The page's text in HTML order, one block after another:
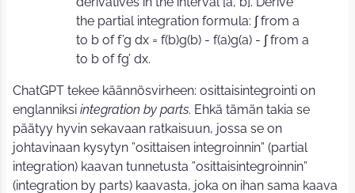
the partial integration formula: ∫ from a
to b of f’g dx = f(b)g(b) - f(a)g(a) - ∫ from a
to b of fg’ dx.
ChatGPT tekee käännösvirheen: osittaisintegrointi on
englanniksi integration by parts. Ehkä tämän takia se
päätyy hyvin sekavaan ratkaisuun, jossa se on
johtavinaan kysytyn ”osittaisen integroinnin” (partial
integration) kaavan tunnetusta ”osittaisintegroinnin”
(integration by parts) kaavasta, joka on ihan sama kaava